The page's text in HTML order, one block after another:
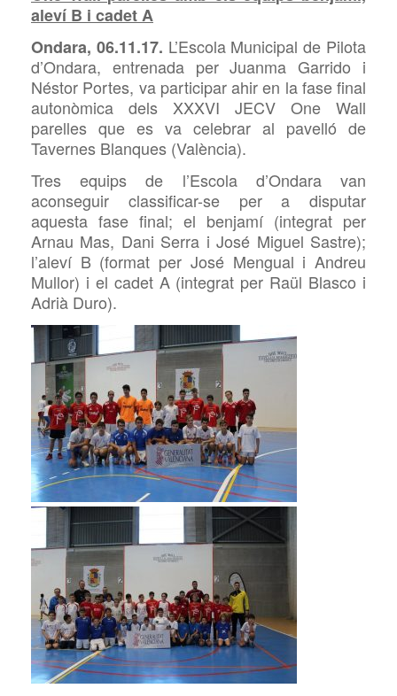
aleví B i cadet A
Ondara, 06.11.17. L’Escola Municipal de Pilota
d’Ondara, entrenada per Juanma Garrido i
Néstor Portes, va participar ahir en la fase final
autonòmica dels XXXVI JECV One Wall
parelles que es va celebrar al pavelló de
Tavernes Blanques (València).
Tres equips de l’Escola d’Ondara van
aconseguir classificar-se per a disputar
aquesta fase final; el benjamí (integrat per
Arnau Mas, Dani Serra i José Miguel Sastre);
l’aleví B (format per José Mengual i Andreu
Mullor) i el cadet A (integrat per Raül Blasco i
Adrià Duro).